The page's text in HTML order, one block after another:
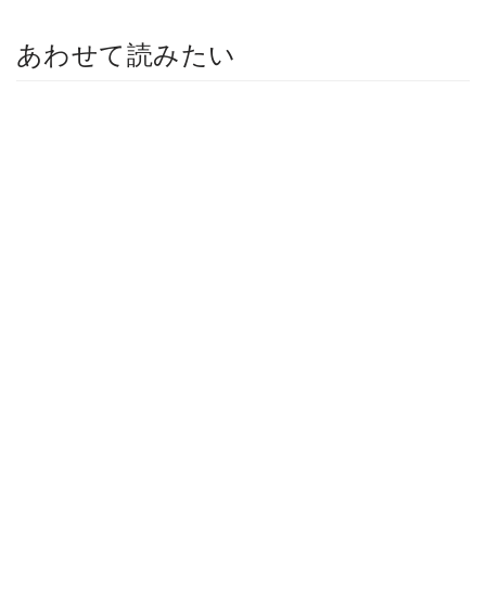
あわせて読みたい